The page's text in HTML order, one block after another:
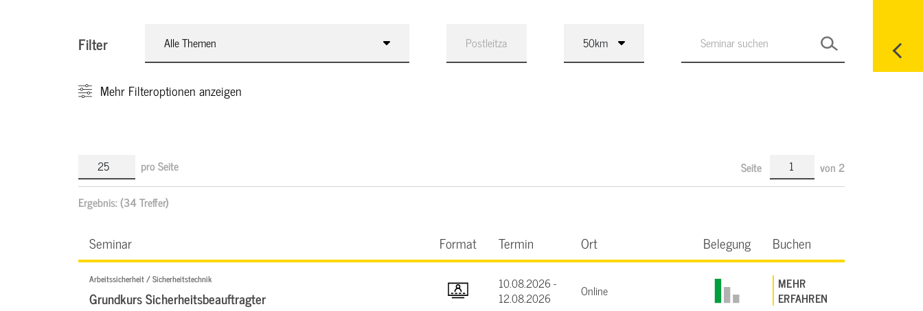
Filter Alle Themen
Mehr Filteroptionen anzeigen
pro Seite Seite von2
Ergebnis:(34 Treffer)
Seminar Format Termin Ort Belegung Buchen
Arbeitssicherheit / Sicherheitstechnik
Grundkurs Sicherheitsbeauftragter
10.08.2026 -
12.08.2026
Online
MEHR
ERFAHREN